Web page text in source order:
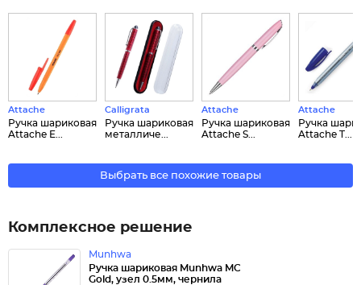
Attache
Ручка шариковая
Attache E...
Calligrata
Ручка шариковая
металличе...
Attache
Ручка шариковая
Attache S...
Attache
Ручка
Attache T...
Выбрать все похожие товары
Комплексное решение
Munhwa
Ручка шариковая Munhwa MC
Gold, узел 0.5мм, чернила